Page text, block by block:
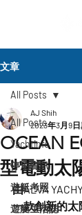
文章
All Posts
Yachtinfo
停泊資訊
遊艇考照
遊艇生活誌
All Posts
OCEAN
型電動太
AJ Shih
2023年3月9日
由ALVA
一款創新的